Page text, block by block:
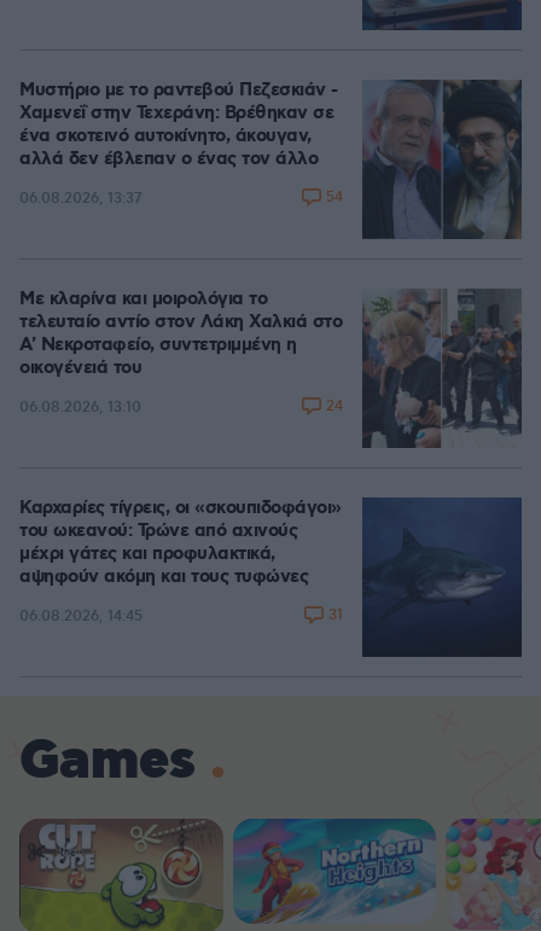
Μυστήριο με το ραντεβού Πεζεσκιάν -
Χαμενεΐ στην Τεχεράνη: Βρέθηκαν σε
ένα σκοτεινό αυτοκίνητο, άκουγαν,
αλλά δεν έβλεπαν ο ένας τον άλλο
06.08.2026, 13:37 54
Με κλαρίνα και μοιρολόγια το
τελευταίο αντίο στον Λάκη Χαλκιά στο
A' Νεκροταφείο, συντετριμμένη η
οικογένειά του
06.08.2026, 13:10 24
Καρχαρίες τίγρεις, οι «σκουπιδοφάγοι»
του ωκεανού: Τρώνε από αχινούς
μέχρι γάτες και προφυλακτικά,
αψηφούν ακόμη και τους τυφώνες
06.08.2026, 14:45 31
Games